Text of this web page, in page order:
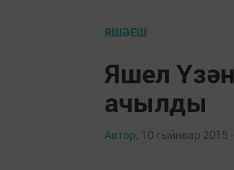
ЯШӘЕШ
Яшел
ачылды
Автор, 10 гыйнвар 2015